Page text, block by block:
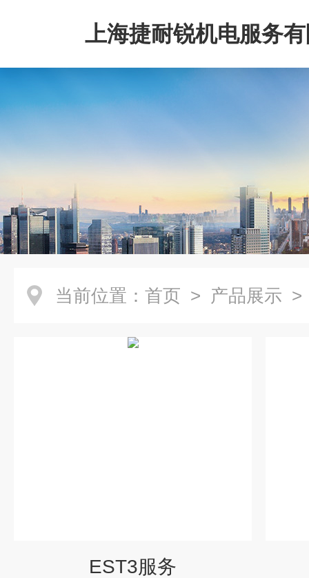
上海捷耐锐机电服务
当前位置： 首页 > 产品展示
EST3服务